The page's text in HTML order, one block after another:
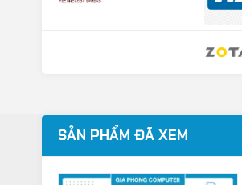
SẢN PHẨM ĐÃ XEM